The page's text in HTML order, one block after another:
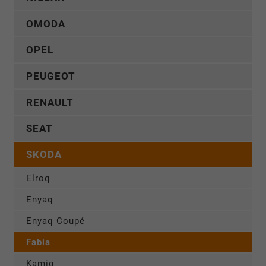
OMODA
OPEL
PEUGEOT
RENAULT
SEAT
SKODA
Elroq
Enyaq
Enyaq Coupé
Fabia
Kamiq